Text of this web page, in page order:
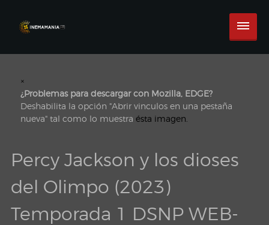
×
¿Problemas para descargar con Mozilla, EDGE?
Deshabilita la opción "Abrir vinculos en una pestaña
nueva" tal como lo muestra ésta imagen.
Percy Jackson y los dioses
del Olimpo (2023)
Temporada 1 DSNP WEB-